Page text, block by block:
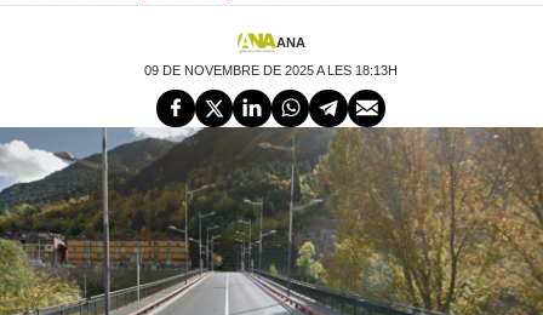
ANA
09 DE NOVEMBRE DE 2025 A LES 18:13H